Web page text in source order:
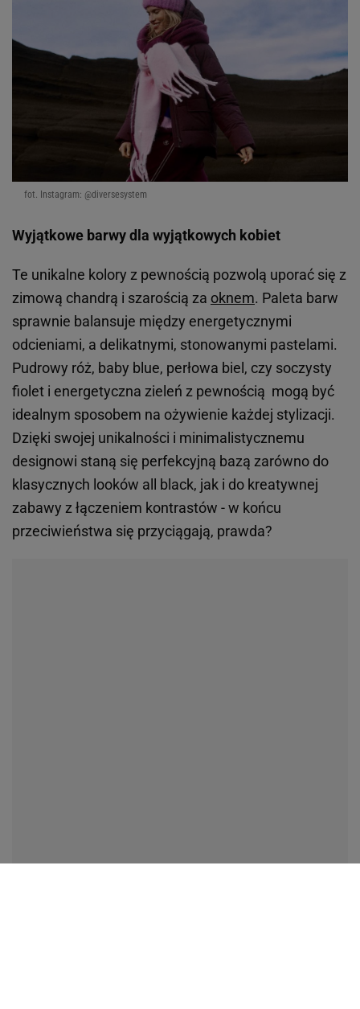
fot. Instagram: @diversesystem
Wyjątkowe barwy dla wyjątkowych kobiet
Te unikalne kolory z pewnością pozwolą uporać się z
zimową chandrą i szarością za oknem. Paleta barw
sprawnie balansuje między energetycznymi
odcieniami, a delikatnymi, stonowanymi pastelami.
Pudrowy róż, baby blue, perłowa biel, czy soczysty
fiolet i energetyczna zieleń z pewnością mogą być
idealnym sposobem na ożywienie każdej stylizacji.
Dzięki swojej unikalności i minimalistycznemu
designowi staną się perfekcyjną bazą zarówno do
klasycznych looków all black, jak i do kreatywnej
zabawy z łączeniem kontrastów - w końcu
przeciwieństwa się przyciągają, prawda?